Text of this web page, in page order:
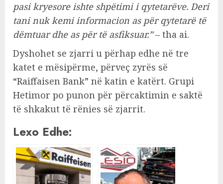
pasi kryesore ishte shpëtimi i qytetarëve. Deri
tani nuk kemi informacion as për qytetarë të
dëmtuar dhe as për të asfiksuar.”– tha ai.
Dyshohet se zjarri u përhap edhe në tre
katet e mësipërme, përveç zyrës së
“Raiffaisen Bank” në katin e katërt. Grupi
Hetimor po punon për përcaktimin e saktë
të shkakut të rënies së zjarrit.
Lexo Edhe: